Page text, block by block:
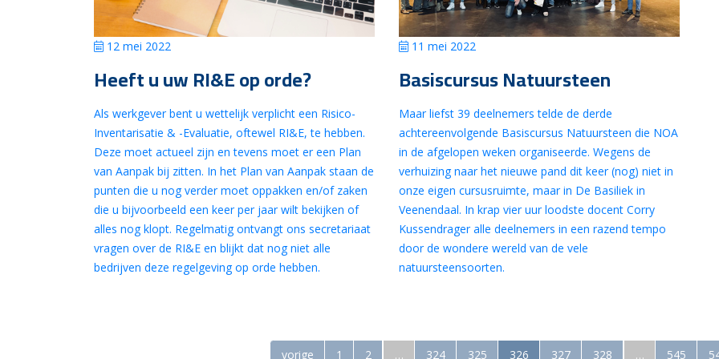
12 mei 2022
Heeft u uw RI&E op orde?
Als werkgever bent u wettelijk verplicht een Risico-
Inventarisatie & -Evaluatie, oftewel RI&E, te hebben.
Deze moet actueel zijn en tevens moet er een Plan
van Aanpak bij zitten. In het Plan van Aanpak staan de
punten die u nog verder moet oppakken en/of zaken
die u bijvoorbeeld een keer per jaar wilt bekijken of
alles nog klopt. Regelmatig ontvangt ons secretariaat
vragen over de RI&E en blijkt dat nog niet alle
bedrijven deze regelgeving op orde hebben.
11 mei 2022
Basiscursus Natuursteen
Maar liefst 39 deelnemers telde de derde
achtereenvolgende Basiscursus Natuursteen die NOA
in de afgelopen weken organiseerde. Wegens de
verhuizing naar het nieuwe pand dit keer (nog) niet in
onze eigen cursusruimte, maar in De Basiliek in
Veenendaal. In krap vier uur loodste docent Corry
Kussendrager alle deelnemers in een razend tempo
door de wondere wereld van de vele
natuursteensoorten.
vorige 1 2 … 324 325 326 327 328 … 545